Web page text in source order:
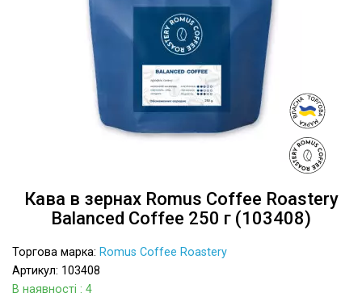
Кава в зернах Romus Coffee Roastery
Balanced Coffee 250 г (103408)
Торгова марка: Romus Coffee Roastery
Артикул: 103408
В наявності : 4